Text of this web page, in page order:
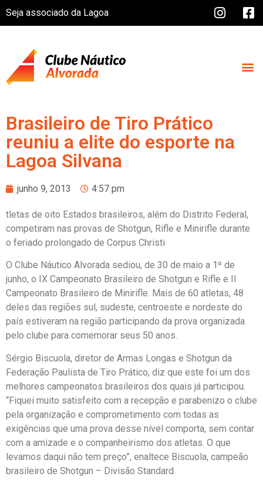
Seja associado da Lagoa
Brasileiro de Tiro Prático
reuniu a elite do esporte na
Lagoa Silvana
junho 9, 2013 4:57 pm
tletas de oito Estados brasileiros, além do Distrito Federal,
competiram nas provas de Shotgun, Rifle e Minirifle durante
o feriado prolongado de Corpus Christi
O Clube Náutico Alvorada sediou, de 30 de maio a 1º de
junho, o IX Campeonato Brasileiro de Shotgun e Rifle e II
Campeonato Brasileiro de Minirifle. Mais de 60 atletas, 48
deles das regiões sul, sudeste, centroeste e nordeste do
país estiveram na região participando da prova organizada
pelo clube para comemorar seus 50 anos.
Sérgio Biscuola, diretor de Armas Longas e Shotgun da
Federação Paulista de Tiro Prático, diz que este foi um dos
melhores campeonatos brasileiros dos quais já participou.
“Fiquei muito satisfeito com a recepção e parabenizo o clube
pela organização e comprometimento com todas as
exigências que uma prova desse nível comporta, sem contar
com a amizade e o companheirismo dos atletas. O que
levamos daqui não tem preço”, enaltece Biscuola, campeão
brasileiro de Shotgun – Divisão Standard.